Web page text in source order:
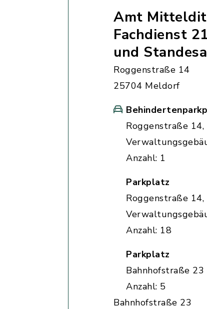
Amt
Fachdienst
und
Roggenstraße 14
25704 Meldorf
Roggenstraße
Anzahl: 1
Parkplatz
Roggenstraße
Anzahl: 18
Parkplatz
Bahnhofstraße
Anzahl: 5
Bahnhofstraße 23